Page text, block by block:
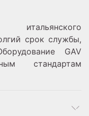
итальянского
срок службы,
GAV
стандартам